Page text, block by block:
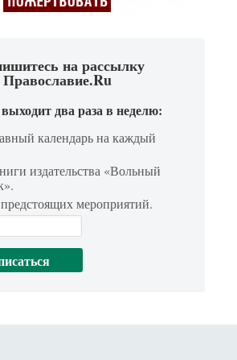
на рассылку
Православие.Ru
два раза в неделю:
календарь на каждый
издательства «Вольный
мероприятий.